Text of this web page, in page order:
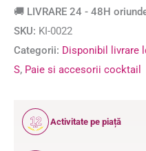
🚚 LIVRARE 24 - 48H
SKU: KI-0022
Categorii: Disponibil livrare
S, Paie si accesorii cocktail
12
ANI
Activitate pe piață